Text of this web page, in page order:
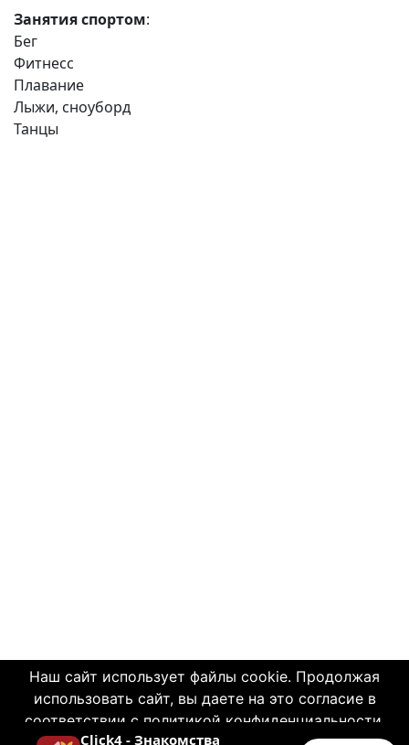
Наш сайт использует файлы cookie. Продолжая
использовать сайт, вы даете на это согласие в
соответствии с политикой конфиденциальности.
Занятия спортом:
Бег
Фитнесс
Плавание
Лыжи, сноуборд
Танцы
© 2004—2026 Click4.net
Click4 - Знакомства